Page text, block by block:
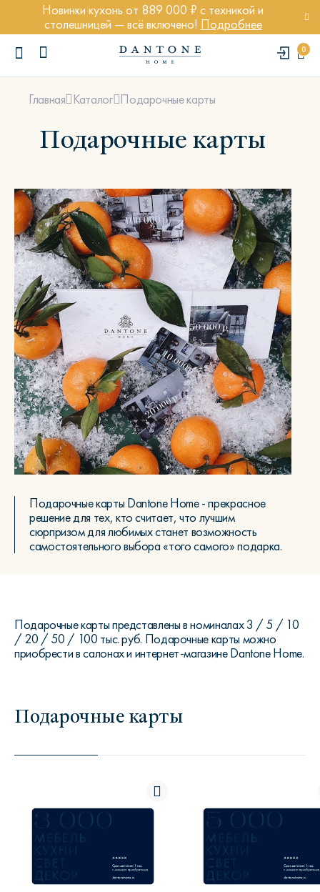
Новинки кухонь от 889 000 ₽ с техникой и
столешницей — всё включено! Подробнее
0
ПОПУЛЯРНЫЕ ЗАПРОСЫ
Диван Марсель
Кресло Энди
Кровать Ньюбери
Стул Престон
Textures
Главная Каталог Подарочные карты
Подарочные карты
Подарочные карты Dantone Home - прекрасное
решение для тех, кто считает, что лучшим
сюрпризом для любимых станет возможность
самостоятельного выбора «того самого» подарка.
Подарочные карты представлены в номиналах 3 / 5 / 10
/ 20 / 50 / 100 тыс. руб. Подарочные карты можно
приобрести в салонах и интернет-магазине Dantone Home.
Подарочные карты